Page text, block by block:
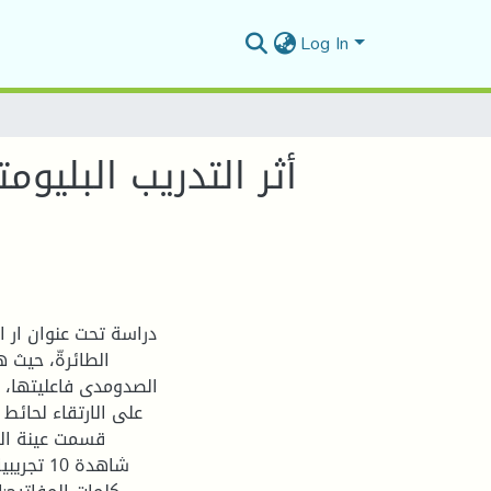
Log In
أثر التدريب
دراسة تحت عنوان ار
الطائرةّ،
الصدومدى
على الارتقاء